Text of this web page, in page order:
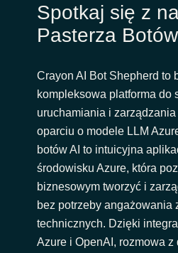
Spotkaj się z
Pasterza
Crayon AI Bot Shepherd to
kompleksowa platforma do
uruchamiania i
oparciu o modele LLM
botów AI to intuicyjna
środowisku Azure, która
biznesowym tworzyć i
bez potrzeby angażowania
technicznych. Dzięki
Azure i OpenAI, rozmowa z